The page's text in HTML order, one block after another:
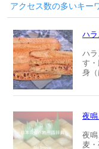
アクセス数の多いキー
ハラ
ハ
す
身（
夜
夜
麦